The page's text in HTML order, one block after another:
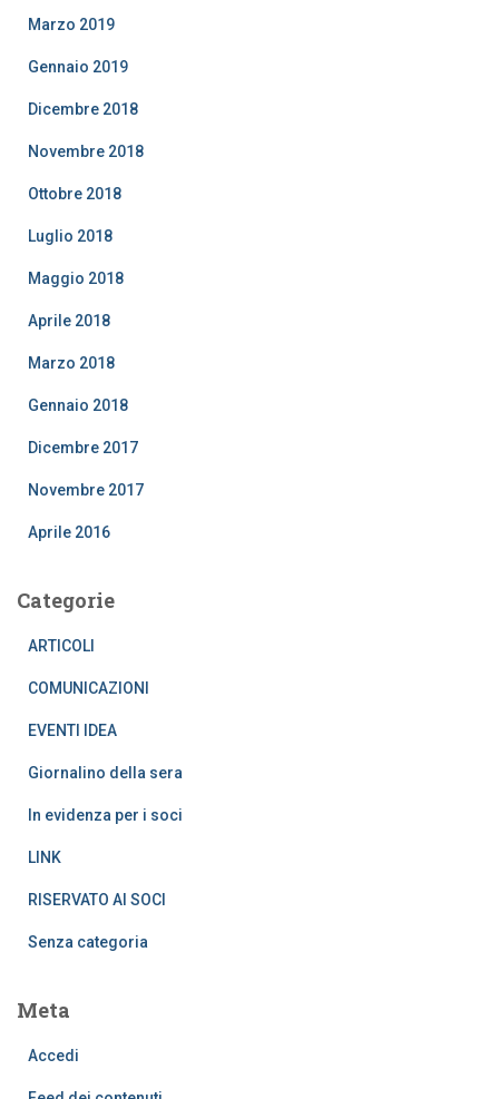
Marzo 2019
Gennaio 2019
Dicembre 2018
Novembre 2018
Ottobre 2018
Luglio 2018
Maggio 2018
Aprile 2018
Marzo 2018
Gennaio 2018
Dicembre 2017
Novembre 2017
Aprile 2016
Categorie
ARTICOLI
COMUNICAZIONI
EVENTI IDEA
Giornalino della sera
In evidenza per i soci
LINK
RISERVATO AI SOCI
Senza categoria
Meta
Accedi